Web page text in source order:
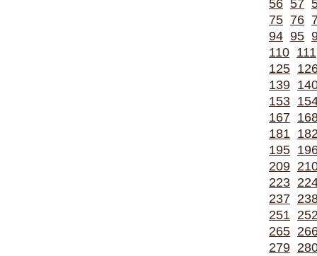
56 57
75 76
94 95
110 111
125
139
153
167
181
195
209
223
237
251
265
279